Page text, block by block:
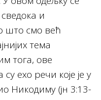
и
што смо већ
тема
тога, ове
ехо речи које је у
Никодиму (јн 3:13-